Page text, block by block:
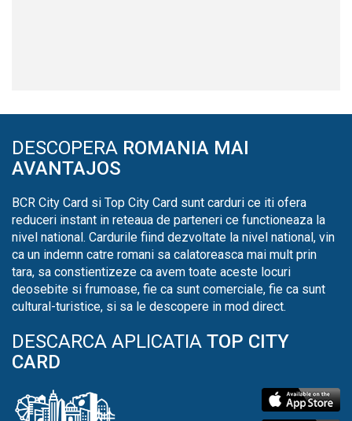
DESCOPERA ROMANIA MAI
AVANTAJOS
BCR City Card si Top City Card sunt carduri ce iti ofera
reduceri instant in reteaua de parteneri ce functioneaza la
nivel national. Cardurile fiind dezvoltate la nivel national, vin
ca un indemn catre romani sa calatoreasca mai mult prin
tara, sa constientizeze ca avem toate aceste locuri
deosebite si frumoase, fie ca sunt comerciale, fie ca sunt
cultural-turistice, si sa le descopere in mod direct.
DESCARCA APLICATIA TOP CITY
CARD